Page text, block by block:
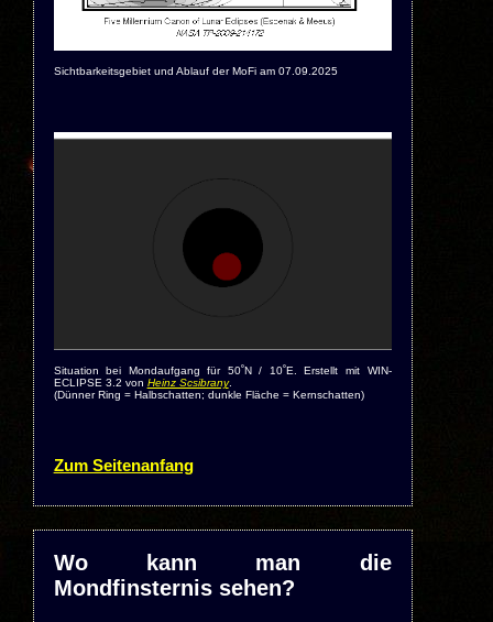
Sichtbarkeitsgebiet und Ablauf der MoFi am 07.09.2025
Situation bei Mondaufgang für 50˚N / 10˚E. Erstellt mit WIN-
ECLIPSE 3.2 von Heinz Scsibrany.
(Dünner Ring = Halbschatten; dunkle Fläche = Kernschatten)
Zum Seitenanfang
Wo kann man die
Mondfinsternis sehen?